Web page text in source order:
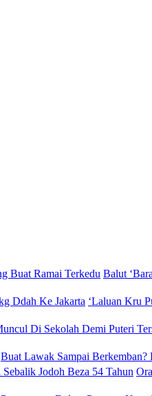
Balut
‘Laluan Kru
Buat Lawak Sampai Berkemban?